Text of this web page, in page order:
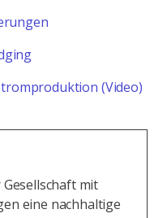
(Video)
mit
eine nachhaltige